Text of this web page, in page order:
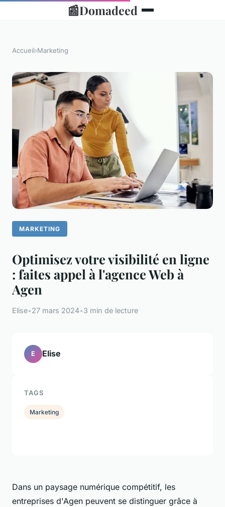
📰Domadeed
Accueil›Marketing
MARKETING
Optimisez votre visibilité en ligne
: faites appel à l'agence Web à
Agen
Elise•27 mars 2024•3 min de lecture
Dans un paysage numérique compétitif, les
entreprises d'Agen peuvent se distinguer grâce à
E Elise
TAGS
Marketing